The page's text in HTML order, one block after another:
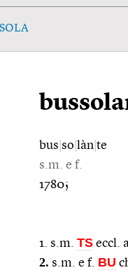
bus so làn te
s.m. e f.
1780;
1. s.m. TS eccl.
2. s.m. e f. BU